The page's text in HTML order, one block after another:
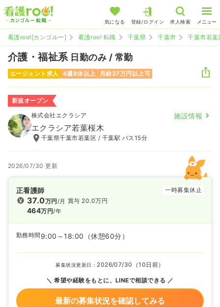
気になる 登録/ログイン 求人検索 メニュー
看護roo![カンゴルー] 看護roo! 転職 千葉県 千葉市 千葉市若葉
介護・福祉系 日勤のみ / 常勤
エージェント求人 4週8休以上 月給37万円以上可
新規オープン
株式会社エクラシア
施設情報
エクラシア若葉桜木
千葉県千葉市若葉区 / 千葉駅 バス15分
2026/07/30 更新
正看護師 一時募集休止
37.0万円/月
464万円/年
賞与 20.0万円
勤務時間 9:00～18:00 （休憩60分）
募集状況更新日： 2026/07/30（10日前）
希望や経験をもとに、LINEで相談できる
最新の募集状況を確認してみる